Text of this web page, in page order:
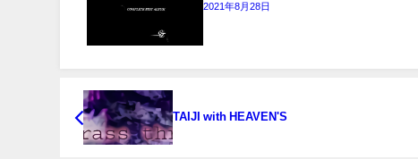
2021年8月28日
TAIJI with HEAVEN'S